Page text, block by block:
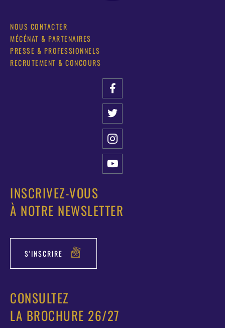
NOUS CONTACTER
MÉCÉNAT & PARTENAIRES
PRESSE & PROFESSIONNELS
RECRUTEMENT & CONCOURS
INSCRIVEZ-VOUS
À NOTRE NEWSLETTER
S'INSCRIRE
CONSULTEZ
LA BROCHURE 26/27